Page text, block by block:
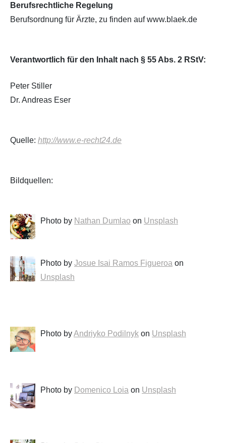
Berufsrechtliche Regelung
Berufsordnung für Ärzte, zu finden auf www.blaek.de
Verantwortlich für den Inhalt nach § 55 Abs. 2 RStV:
Peter Stiller
Dr. Andreas Eser
Quelle: http://www.e-recht24.de
Bildquellen:
Photo by Nathan Dumlao on Unsplash
Photo by Josue Isai Ramos Figueroa on
Unsplash
Photo byAndriyko Podilnyk on Unsplash
Photo by Domenico Loia on Unsplash